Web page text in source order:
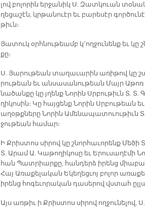
լով բո­լո­րին եր­ջա­նիկ Ս. Զատկուան
ղե­ցա­շէն, կրթա­նուէր եւ բա­րե­սէր
թիւն։
Յա­տուկ օրհ­նու­թեամբ կ՚ող­ջու­նենք եւ
քը։
Ս. Յա­րու­թեան տա­ղա­ւա­րին ա­ռի­թով կը
րու­թեան եւ ան­սա­սա­նու­թեան Մայր
նա­ծան­քը կը յղենք Նո­րին Սրբու­թիւն Տ.
ղի­կո­սին։ Կը հայ­ցենք Նո­րին Սրբու­թեան
ա­ղօթք­նե­րը Նո­րին Ա­մե­նա­պա­տուու­թիւն
ջու­թեան հա­մար։
Ի Քրիս­տոս սի­րով կը շնոր­հա­ւո­րենք Մե­ծի
Տ. Ա­րամ Ա. Կա­թո­ղի­կո­սը եւ Ե­րու­սա­ղէ­մի
հան Պատ­րիար­քը, հան­դերձ ի­րենց
Հայ Ա­ռա­քե­լա­կան Ե­կե­ղեց­ւոյ բո­լոր
ի­րենց հո­գե­ւո­րա­կան դա­սե­րով վստահ
Այս առ­թիւ ի Քրիս­տոս սի­րով